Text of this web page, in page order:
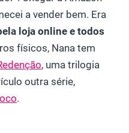
a vender bem. Era
loja online e todos
físicos, Nana tem
, uma trilogia
outra série,
.